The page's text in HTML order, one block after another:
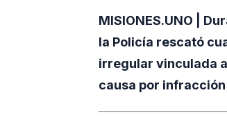
MISIONES.UNO |
la Policía rescató
irregular vinculada
causa por